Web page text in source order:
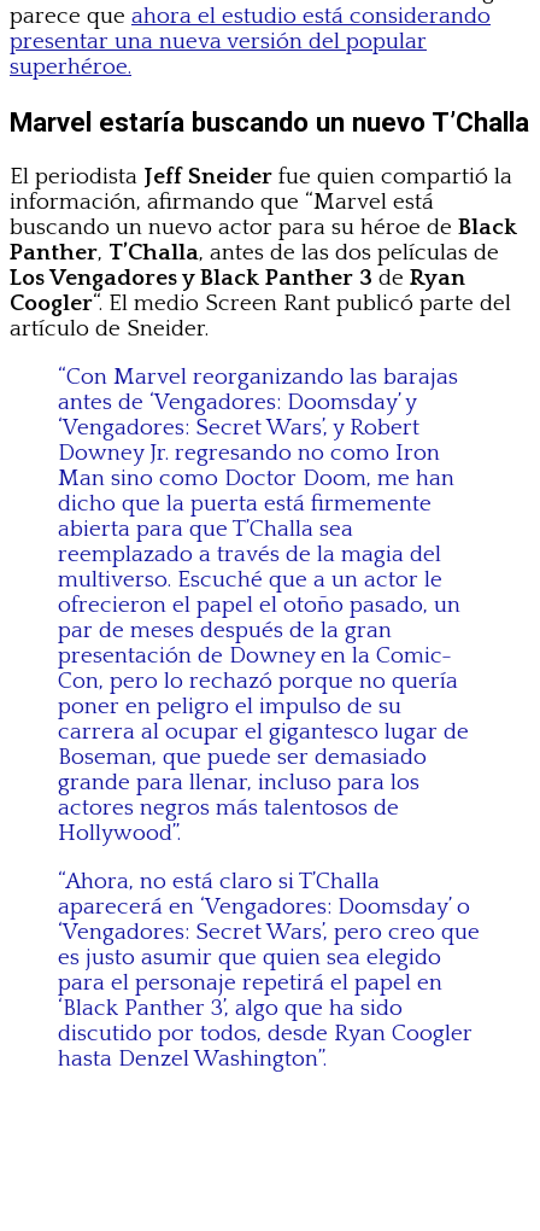
parece que ahora el estudio está considerando
presentar una nueva versión del popular
superhéroe.
Marvel estaría buscando un nuevo T’Challa
El periodista Jeff Sneider fue quien compartió la
información, afirmando que “Marvel está
buscando un nuevo actor para su héroe de Black
Panther, T’Challa, antes de las dos películas de
Los Vengadores y Black Panther 3 de Ryan
Coogler“. El medio Screen Rant publicó parte del
artículo de Sneider.
“Con Marvel reorganizando las barajas
antes de ‘Vengadores: Doomsday’ y
‘Vengadores: Secret Wars’, y Robert
Downey Jr. regresando no como Iron
Man sino como Doctor Doom, me han
dicho que la puerta está firmemente
abierta para que T’Challa sea
reemplazado a través de la magia del
multiverso. Escuché que a un actor le
ofrecieron el papel el otoño pasado, un
par de meses después de la gran
presentación de Downey en la Comic-
Con, pero lo rechazó porque no quería
poner en peligro el impulso de su
carrera al ocupar el gigantesco lugar de
Boseman, que puede ser demasiado
grande para llenar, incluso para los
actores negros más talentosos de
Hollywood”.
“Ahora, no está claro si T’Challa
aparecerá en ‘Vengadores: Doomsday’ o
‘Vengadores: Secret Wars’, pero creo que
es justo asumir que quien sea elegido
para el personaje repetirá el papel en
‘Black Panther 3’, algo que ha sido
discutido por todos, desde Ryan Coogler
hasta Denzel Washington”.